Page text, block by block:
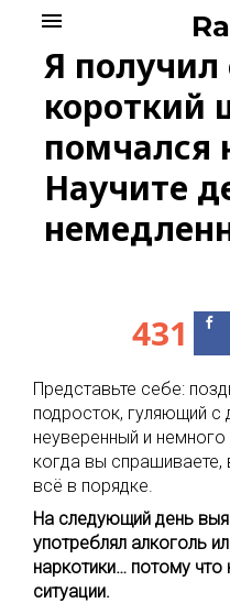
content
menu
Я получил
короткий
помчался
Научите
431
Представьте себе:
подросток, гуляющий с
неуверенный и
когда вы спрашиваете,
всё в порядке.
На следующий день
употреблял алкоголь
наркотики… потому что
ситуации.